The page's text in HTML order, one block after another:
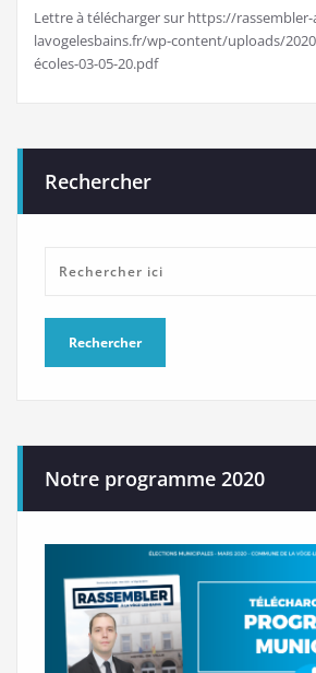
Lettre à télécharger sur https://rassembler-
lavogelesbains.fr/wp-content/uploads/
écoles-03-05-20.pdf
Rechercher
Notre programme 2020